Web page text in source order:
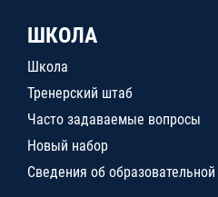
ШКОЛА
Школа
Тренерский штаб
Часто задаваемые вопросы
Новый набор
Сведения об образовательной